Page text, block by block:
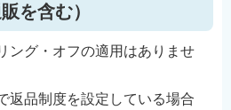
を含む）
グ・オフの適用はありませ
品制度を設定している場合